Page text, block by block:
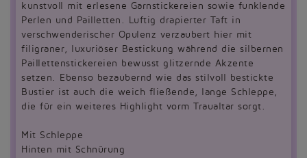
kunstvoll mit erlesene Garnstickereien sowie funklende
Perlen und Pailletten. Luftig drapierter Taft in
verschwenderischer Opulenz verzaubert hier mit
filigraner, luxuriöser Bestickung während die silbernen
Paillettenstickereien bewusst glitzernde Akzente
setzen. Ebenso bezaubernd wie das stilvoll bestickte
Bustier ist auch die weich fließende, lange Schleppe,
die für ein weiteres Highlight vorm Traualtar sorgt.
Mit Schleppe
Hinten mit Schnürung